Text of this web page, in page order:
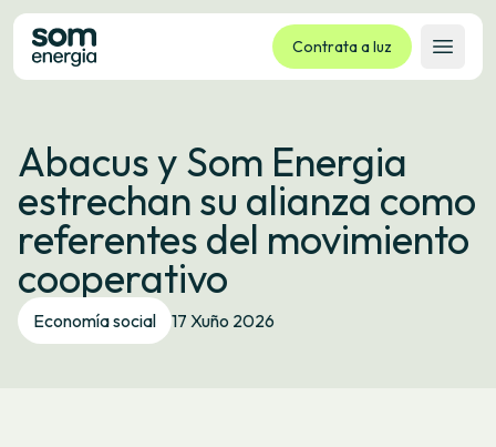
Contrata a luz
Abrir
Tarifas
Servizos
Empresas
La cooperativa
Contacto
Trámites
Abacus y Som Energia
estrechan su alianza como
referentes del movimiento
cooperativo
Economía social 17 Xuño 2026